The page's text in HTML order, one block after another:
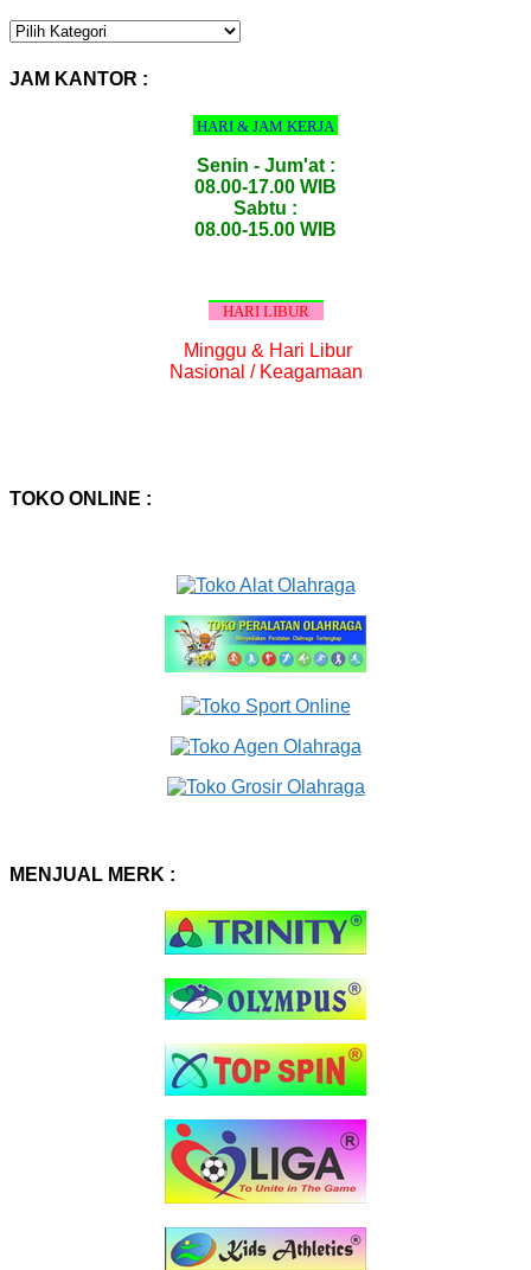
KATEGORI
JAM KANTOR :
HARI & JAM KERJA
Senin - Jum'at :
08.00-17.00 WIB
Sabtu :
08.00-15.00 WIB
HARI LIBUR
Minggu & Hari Libur
Nasional / Keagamaan
TOKO ONLINE :
MENJUAL MERK :